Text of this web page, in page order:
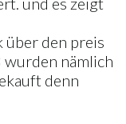
über den preis
wurden nämlich
denn